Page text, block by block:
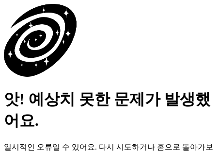
앗! 예상치 못한 문제가 발생했
어요.
일시적인 오류일 수 있어요. 다시 시도하거나 홈으로 돌아가보